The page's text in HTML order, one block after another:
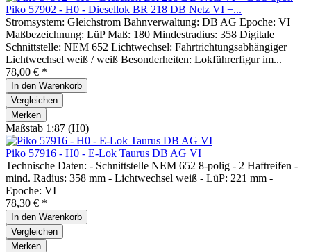
Piko 57902 - H0 - Diesellok BR 218 DB Netz VI +...
Stromsystem: Gleichstrom Bahnverwaltung: DB AG Epoche: VI
Maßbezeichnung: LüP Maß: 180 Mindestradius: 358 Digitale
Schnittstelle: NEM 652 Lichtwechsel: Fahrtrichtungsabhängiger
Lichtwechsel weiß / weiß Besonderheiten: Lokführerfigur im...
78,00 € *
In den Warenkorb
Vergleichen
Merken
Maßstab 1:87 (H0)
Piko 57916 - H0 - E-Lok Taurus DB AG VI
Technische Daten: - Schnittstelle NEM 652 8-polig - 2 Haftreifen -
mind. Radius: 358 mm - Lichtwechsel weiß - LüP: 221 mm -
Epoche: VI
78,30 € *
In den Warenkorb
Vergleichen
Merken